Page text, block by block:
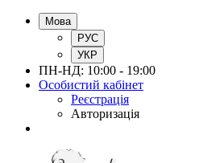
Мова
РУС
УКР
ПН-НД: 10:00 - 19:00
Особистий кабінет
Реєстрація
Авторизація